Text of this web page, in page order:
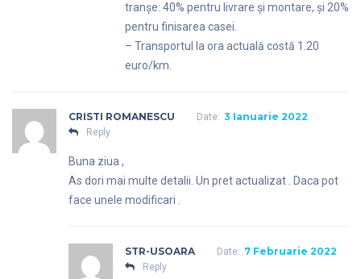
tranșe: 40% pentru livrare și montare, și 20%
pentru finisarea casei.
– Transportul la ora actuală costă 1.20
euro/km.
CRISTI ROMANESCU Date: 3 Ianuarie 2022
Reply
Buna ziua ,
As dori mai multe detalii. Un pret actualizat . Daca pot
face unele modificari .
STR-USOARA Date: 7 Februarie 2022
Reply